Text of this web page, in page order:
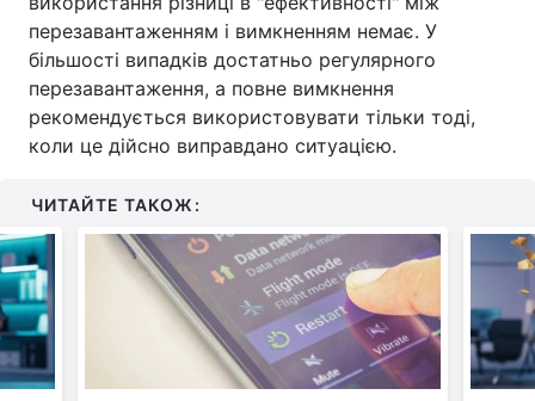
перезавантаженням і вимкненням немає. У
більшості випадків достатньо регулярного
перезавантаження, а повне вимкнення
рекомендується використовувати тільки тоді,
коли це дійсно виправдано ситуацією.
ЧИТАЙТЕ ТАКОЖ: